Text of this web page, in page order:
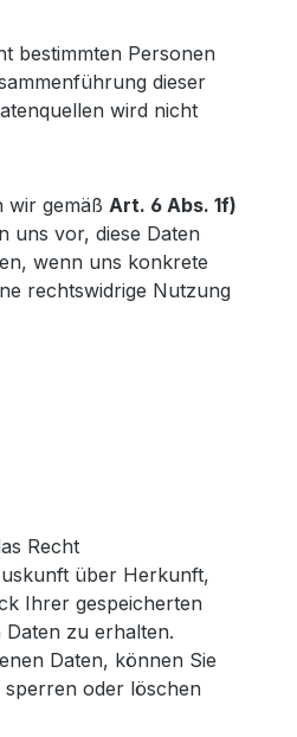
bestimmten Personen
dieser
wird nicht
wir gemäß Art. 6 Abs. 1f)
uns vor, diese Daten
wenn uns konkrete
rechtswidrige Nutzung
Recht
über Herkunft,
Ihrer gespeicherten
zu erhalten.
Daten, können Sie
sperren oder löschen